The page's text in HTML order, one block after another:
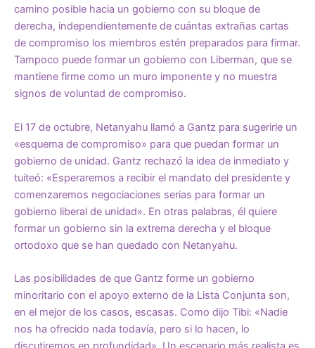
camino posible hacia un gobierno con su bloque de
derecha, independientemente de cuántas extrañas cartas
de compromiso los miembros estén preparados para firmar.
Tampoco puede formar un gobierno con Liberman, que se
mantiene firme como un muro imponente y no muestra
signos de voluntad de compromiso.
El 17 de octubre, Netanyahu llamó a Gantz para sugerirle un
«esquema de compromiso» para que puedan formar un
gobierno de unidad. Gantz rechazó la idea de inmediato y
tuiteó: «Esperaremos a recibir el mandato del presidente y
comenzaremos negociaciones serias para formar un
gobierno liberal de unidad». En otras palabras, él quiere
formar un gobierno sin la extrema derecha y el bloque
ortodoxo que se han quedado con Netanyahu.
Las posibilidades de que Gantz forme un gobierno
minoritario con el apoyo externo de la Lista Conjunta son,
en el mejor de los casos, escasas. Como dijo Tibi: «Nadie
nos ha ofrecido nada todavía, pero si lo hacen, lo